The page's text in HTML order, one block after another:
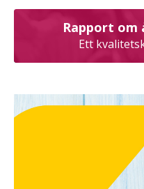
Rapport om
Ett